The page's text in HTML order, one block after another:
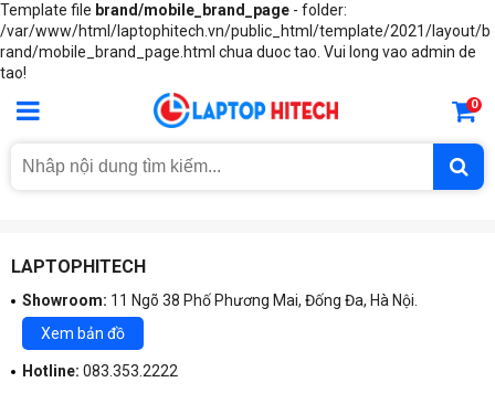
Template file brand/mobile_brand_page - folder:
/var/www/html/laptophitech.vn/public_html/template/2021/layout/b
rand/mobile_brand_page.html chua duoc tao. Vui long vao admin de
tao!
0
LAPTOPHITECH
Showroom: 11 Ngõ 38 Phố Phương Mai, Đống Đa, Hà Nội.
Xem bản đồ
Hotline: 083.353.2222